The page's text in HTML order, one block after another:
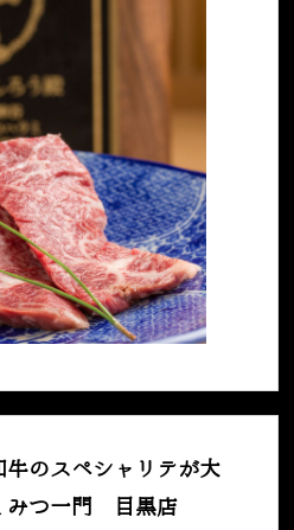
のスペシャリテが大
みつ一門 目黒店